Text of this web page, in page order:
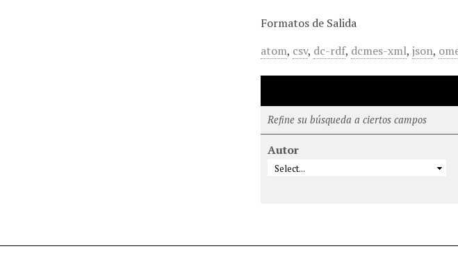
Formatos de Salida
atom, csv, dc-rdf, dcmes-xml,json,
Refine su búsqueda a ciertos campos
Autor